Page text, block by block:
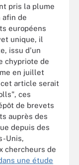
pris la plume
afin de
européens
unique, il
issu d'un
chypriote de
en juillet
article serait
ces
de brevets
auprès des
depuis des
Unis,
chercheurs de
une étude